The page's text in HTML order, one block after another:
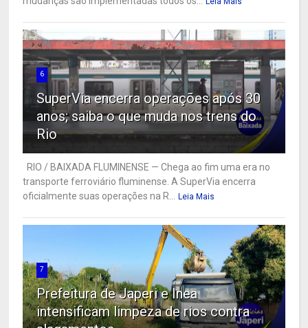
6
SuperVia encerra operações após 30
anos; saiba o que muda nos trens do
Rio
RIO / BAIXADA FLUMINENSE — Chega ao fim uma era no
transporte ferroviário fluminense. A SuperVia encerra
oficialmente suas operações na R...
Leia Mais
7
Prefeitura de Japeri e Inea
intensificam limpeza de rios contra